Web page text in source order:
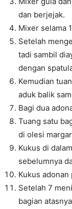
dan berjejak.
Mixer selama
Setelah
tadi sambil
dengan
Kemudian
aduk balik
Bagi dua
Tuang satu
di olesi
Kukus di
sebelumnya
Kukus
Setelah 7
bagian